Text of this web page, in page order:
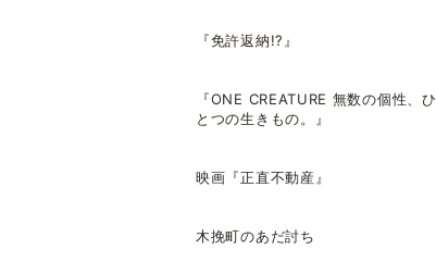
『免許返納!?』
『ONE CREATURE 無数の個性、ひ
とつの生きもの。』
映画『正直不動産』
木挽町のあだ討ち